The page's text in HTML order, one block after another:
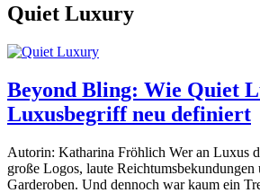
Quiet Luxury
Beyond Bling: Wie Quiet
Luxusbegriff neu definiert
Autorin: Katharina Fröhlich Wer an Luxus
große Logos, laute
Garderoben. Und dennoch war kaum ein